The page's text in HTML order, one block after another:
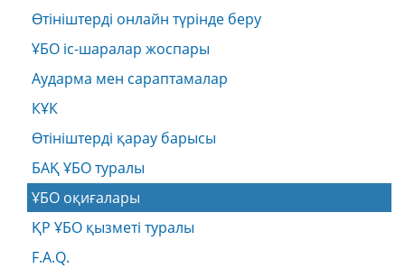
Өтініштерді онлайн түрінде беру
ҰБО іс-шаралар жоспары
Аударма мен сараптамалар
КҰК
Өтініштерді қарау барысы
БАҚ ҰБО туралы
ҰБО оқиғалары
ҚР ҰБО қызметі туралы
F.A.Q.